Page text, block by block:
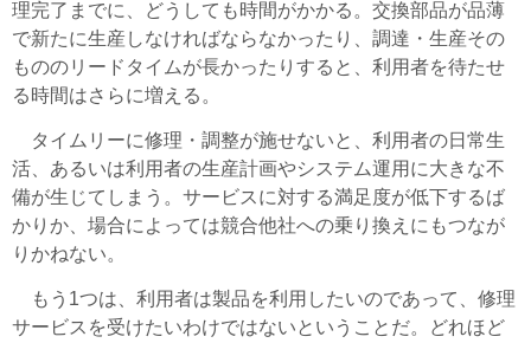
理完了までに、どうしても時間がかかる。交換部品が品薄
で新たに生産しなければならなかったり、調達・生産その
もののリードタイムが長かったりすると、利用者を待たせ
る時間はさらに増える。
タイムリーに修理・調整が施せないと、利用者の日常生
活、あるいは利用者の生産計画やシステム運用に大きな不
備が生じてしまう。サービスに対する満足度が低下するば
かりか、場合によっては競合他社への乗り換えにもつなが
りかねない。
もう1つは、利用者は製品を利用したいのであって、修理
サービスを受けたいわけではないということだ。どれほど